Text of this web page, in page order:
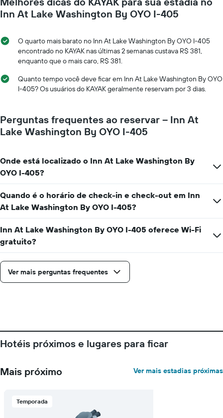
o
preço
um
quarto
acordo
com
da
data
de
gráfico
eixo
X
exibindo
de
dias
antes
da
estadia
O
gráfico
tem
1
exibindo
o
Inn At Lake Washington By OYO I-405
O quarto mais barato no Inn At Lake Washington By OYO I-405
encontrado no KAYAK nas últimas 2 semanas custava R$ 381,
enquanto que o mais caro, R$ 381.
Quanto tempo você deve ficar em Inn At Lake Washington By OYO
I-405? Os usuários do KAYAK geralmente reservam por 3 dias.
Perguntas frequentes ao reservar – Inn At
Lake Washington By OYO I-405
Onde está localizado o Inn At Lake Washington By
OYO I-405?
Quando é o horário de check-in e check-out em Inn
At Lake Washington By OYO I-405?
Inn At Lake Washington By OYO I-405 oferece Wi-Fi
gratuito?
Ver mais perguntas frequentes
Hotéis próximos e lugares para ficar
Mais próximo Ver mais estadias próximas
Temporada